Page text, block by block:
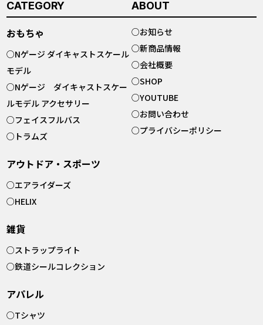
CATEGORY
おもちゃ
○Nゲージ ダイキャストスケール
モデル
○Nゲージ ダイキャストスケー
ルモデル アクセサリー
○フェイスフルバス
○ トラムズ
アウトドア・スポーツ
○エアライダーズ
○HELIX
雑貨
○ストラップライト
○鉄道シールコレクション
アパレル
○Tシャツ
ABOUT
○お知らせ
○新商品情報
○会社概要
○SHOP
○YOUTUBE
○お問い合わせ
○プライバシーポリシー